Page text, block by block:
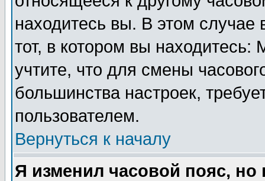
находитесь вы. В этом
тот, в котором вы
учтите, что для смены
большинства настроек,
пользователем.
Вернуться к началу
Я изменил часовой пояс,